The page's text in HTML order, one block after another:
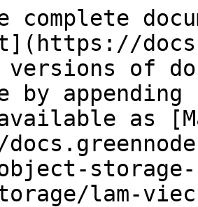
complete
versions of
by
as
storage-
lam-